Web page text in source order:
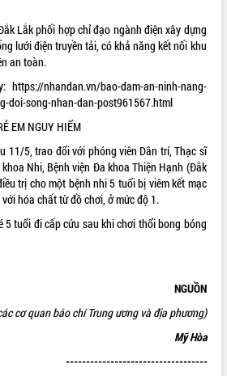
mạnh
chính
tại Hội
án 190
địa
Ma
“di
cầu
đẩy
Lắk phối hợp chỉ đạo ngành điện xây dựng
lưới điện truyền tải, có khả năng kết nối khu
an toàn.
https://nhandan.vn/bao-dam-an-ninh-nang-
doi-song-nhan-dan-post961567.html
EM NGUY HIỂM
11/5, trao đổi với phóng viên Dân trí, Thạc sĩ
Nhi, Bệnh viện Đa khoa Thiện Hạnh (Đắk
trị cho một bệnh nhi 5 tuổi bị viêm kết mạc
hóa chất từ đồ chơi, ở mức độ 1.
5 tuổi đi cấp cứu sau khi chơi thổi bong bóng
NGUỒN
cơ quan báo chí Trung ương và địa phương)
Mỹ Hòa
-----------------------------------